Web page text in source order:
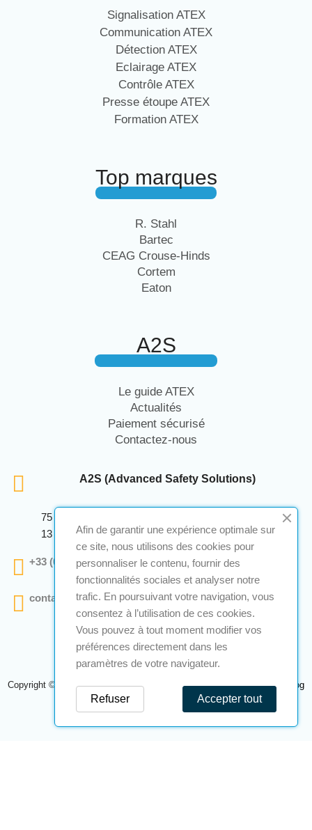
Signalisation ATEX
Communication ATEX
Détection ATEX
Eclairage ATEX
Contrôle ATEX
Presse étoupe ATEX
Formation ATEX
Top marques
R. Stahl
Bartec
CEAG Crouse-Hinds
Cortem
Eaton
A2S
Le guide ATEX
Actualités
Paiement sécurisé
Contactez-nous
A2S (Advanced Safety Solutions)
75 Avenue Marcellin Berthelot Anthelios Bâtiment E
13 290 Aix En Provence
+33 (0)4 12 28 00 69
contact@a2s-atex.com
Copyright © 2026 A2S Atex. Tous droits réservés. Une réalisationNavilog
Afin de garantir une expérience optimale sur
ce site, nous utilisons des cookies pour
personnaliser le contenu, fournir des
fonctionnalités sociales et analyser notre
trafic. En poursuivant votre navigation, vous
consentez à l’utilisation de ces cookies.
Vous pouvez à tout moment modifier vos
préférences directement dans les
paramètres de votre navigateur.
Accepter tout
Refuser